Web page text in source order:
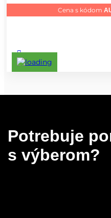
Cena s kódom
Potrebuje
s výberom?